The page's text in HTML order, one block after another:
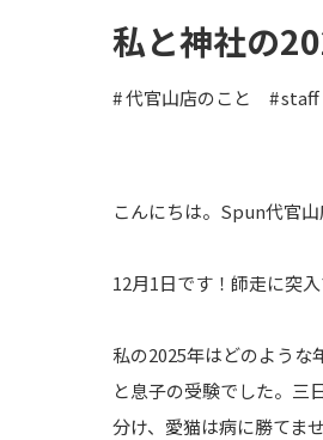
私と神社の
代官山店のこと staff
こんにちは。Spun代官山
12月1日です！師走に突入
私の2025年はどのような
と息子の受験でした。三
分け、愛猫は病に勝てま